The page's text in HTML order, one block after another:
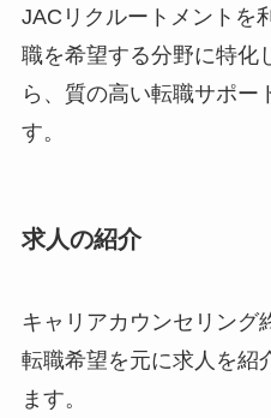
JACリクルートメントを
職を希望する分野に特化
ら、質の高い転職サポー
す。
求人の紹介
キャリアカウンセリング
転職希望を元に求人を紹
ます。